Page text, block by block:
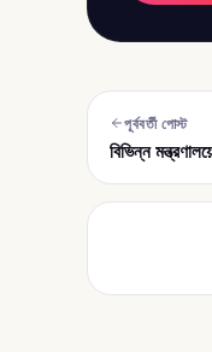
পূর্ববর্তী পোস্ট
বিভিন্ন